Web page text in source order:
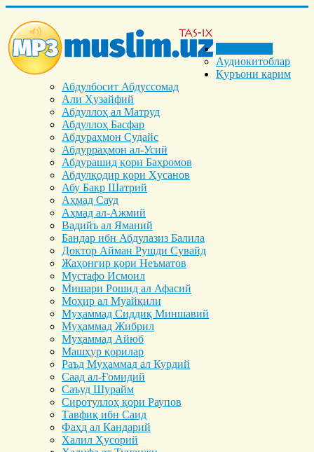
Аудиокитоблар
Қуръони карим
Абдулбосит Абдуссомад
Али Ҳузайфий
Абдуллоҳ ал Матруд
Абдуллоҳ Басфар
Абдураҳмон Судайс
Абдурраҳмон ал-Усий
Абдурашид қори Баҳромов
Абдулқодир қори Ҳусанов
Абу Бакр Шатрий
Аҳмад Сауд
Аҳмад ал-Ажмий
Вадийъ ал Яманий
Бандар ибн Абдулазиз Балила
Доктор Айман Рушди Сувайд
Жаҳонгир қори Неъматов
Мустафо Исмоил
Мишари Рошид ал Афасий
Моҳир ал Муайқили
Муҳаммад Cиддиқ Миншавий
Муҳаммад Жибрил
Муҳаммад Айюб
Машҳур қорилар
Раъд Муҳаммад ал Курдий
Саад ал-Ғомидий
Саъуд Шурайм
Сиротуллоҳ қори Раупов
Тавфиқ ибн Саид
Фаҳд ал Кандарий
Халил Ҳусорий